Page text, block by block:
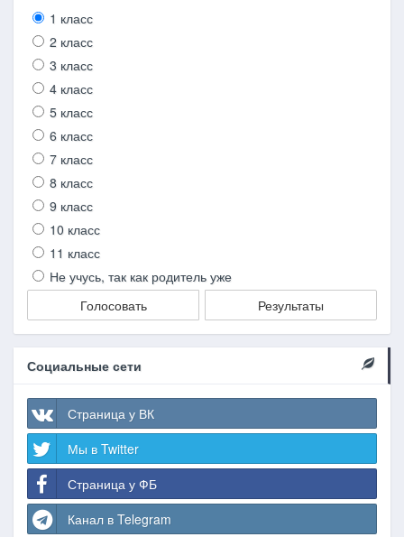
1 класс
2 класс
3 класс
4 класс
5 класс
6 класс
7 класс
8 класс
9 класс
10 класс
11 класс
Не учусь, так как родитель уже
Голосовать
Результаты
Социальные сети
Страница у ВК
Мы в Twitter
Страница у ФБ
Канал в Telegram